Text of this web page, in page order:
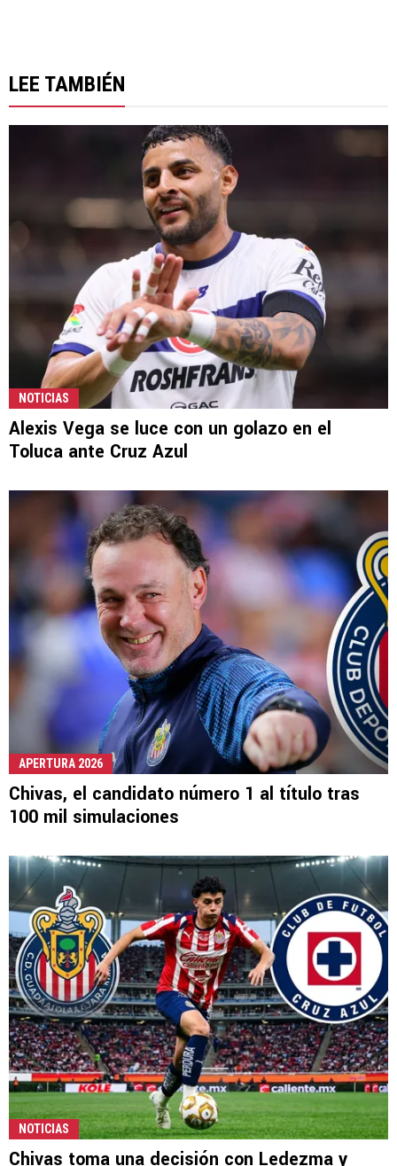
LEE TAMBIÉN
NOTICIAS
Alexis Vega se luce con un golazo en el
Toluca ante Cruz Azul
APERTURA 2026
Chivas, el candidato número 1 al título tras
100 mil simulaciones
NOTICIAS
Chivas toma una decisión con Ledezma y